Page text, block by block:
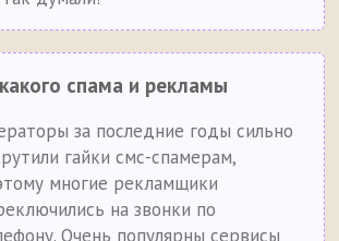
спама и рекламы
за последние годы сильно
гайки смс-спамерам,
многие рекламщики
на звонки по
Очень популярны сервисы